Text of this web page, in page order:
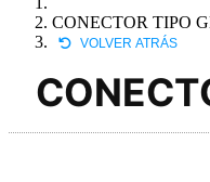
CONECTOR TIPO
VOLVER ATRÁS